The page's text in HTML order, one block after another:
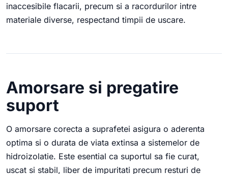
inaccesibile flacarii, precum si a racordurilor intre
materiale diverse, respectand timpii de uscare.
Amorsare si pregatire
suport
O amorsare corecta a suprafetei asigura o aderenta
optima si o durata de viata extinsa a sistemelor de
hidroizolatie. Este esential ca suportul sa fie curat,
uscat si stabil, liber de impuritati precum resturi de